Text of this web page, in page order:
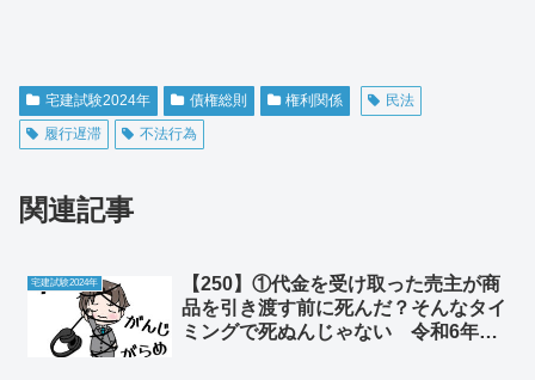
宅建試験2024年 債権総則 権利関係
民法
履行遅滞
不法行為
関連記事
宅建試験2024年
【250】①代金を受け取った売主が商
品を引き渡す前に死んだ？そんなタイ
ミングで死ぬんじゃない 令和6年宅